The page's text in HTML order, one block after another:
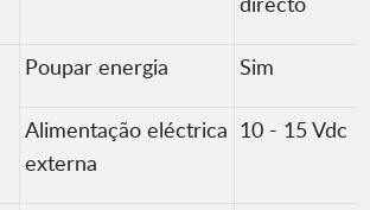
Poupar energia Sim
Alimentação eléctrica
externa
10 - 15 Vdc